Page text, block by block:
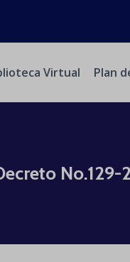
Virtual Plan